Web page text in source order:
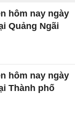
hôm nay ngày
Quảng Ngãi
hôm nay ngày
Thành phố